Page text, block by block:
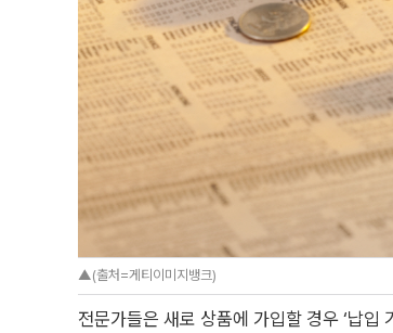
▲(출처=게티이미지뱅크)
전문가들은 새로 상품에 가입할 경우 ‘납입